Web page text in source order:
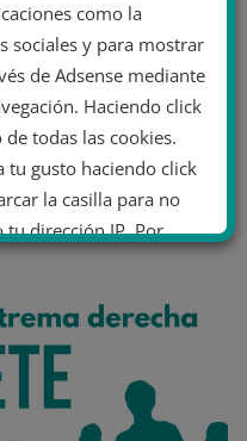
como la
sociales y para mostrar
de Adsense mediante
Haciendo click
todas las cookies.
tu gusto haciendo click
la casilla para no
tu dirección IP. Por
Aceptar cookies